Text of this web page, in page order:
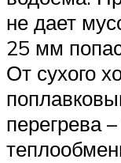
не дает
25 мм
От сухого
перегрева